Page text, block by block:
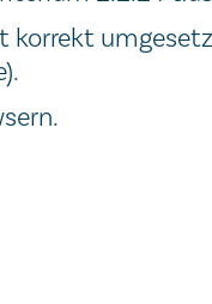
korrekt